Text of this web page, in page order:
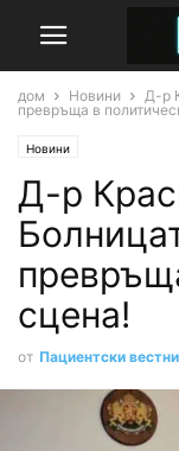
дом Новини
Д-р
превръща в
Новини
Д-р
сцена!
от Пациентски